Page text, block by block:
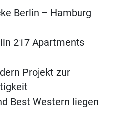
Berlin – Hamburg
217 Apartments
Projekt zur
Best Western liegen